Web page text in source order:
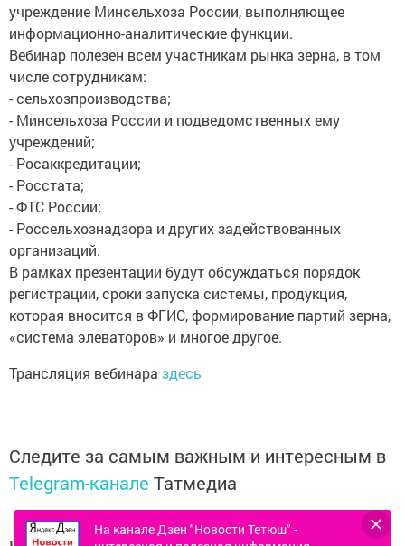
учреждение Минсельхоза России, выполняющее
информационно-аналитические функции.
Вебинар полезен всем участникам рынка зерна, в том
числе сотрудникам:
- сельхозпроизводства;
- Минсельхоза России и подведомственных ему
учреждений;
- Росаккредитации;
- Росстата;
- ФТС России;
- Россельхознадзора и других задействованных
организаций.
В рамках презентации будут обсуждаться порядок
регистрации, сроки запуска системы, продукция,
которая вносится в ФГИС, формирование партий зерна,
«система элеваторов» и многое другое.
Трансляция вебинара здесь
Следите за самым важным и интересным в
Telegram-канале Татмедиа
На канале Дзен "Новости Тетюш" -